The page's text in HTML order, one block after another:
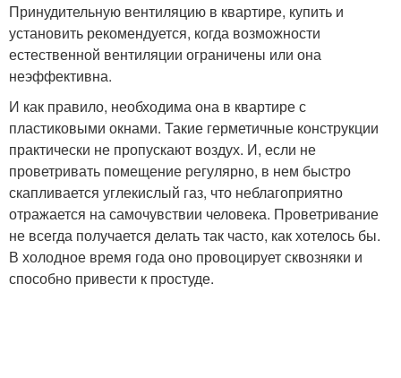
Принудительную вентиляцию в квартире, купить и
установить рекомендуется, когда возможности
естественной вентиляции ограничены или она
неэффективна.
И как правило, необходима она в квартире с
пластиковыми окнами. Такие герметичные конструкции
практически не пропускают воздух. И, если не
проветривать помещение регулярно, в нем быстро
скапливается углекислый газ, что неблагоприятно
отражается на самочувствии человека. Проветривание
не всегда получается делать так часто, как хотелось бы.
В холодное время года оно провоцирует сквозняки и
способно привести к простуде.